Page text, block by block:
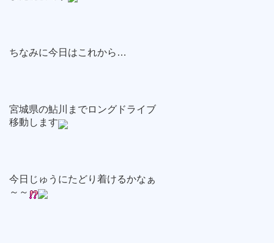
ちなみに今日はこれから…
宮城県の鮎川までロングドライブ
移動します
今日じゅうにたどり着けるかなぁ
～～